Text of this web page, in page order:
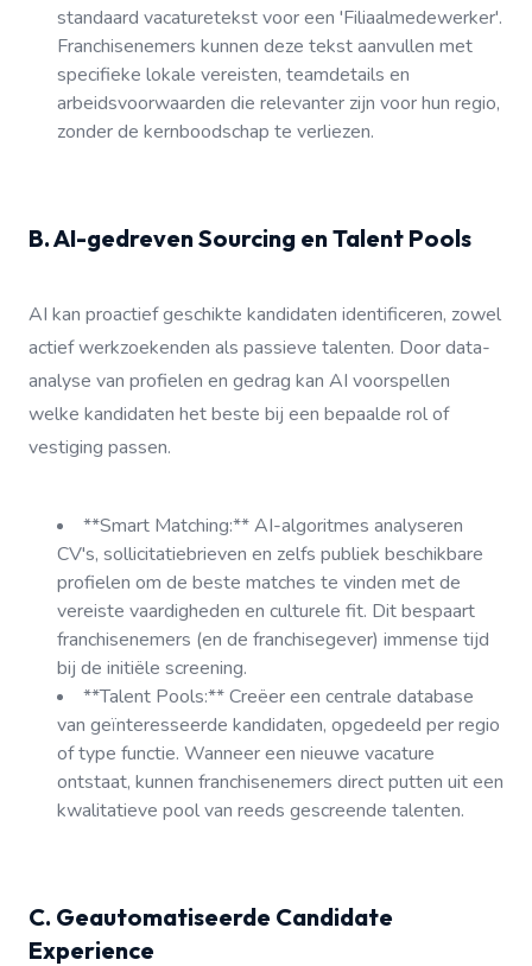
standaard vacaturetekst voor een 'Filiaalmedewerker'.
Franchisenemers kunnen deze tekst aanvullen met
specifieke lokale vereisten, teamdetails en
arbeidsvoorwaarden die relevanter zijn voor hun regio,
zonder de kernboodschap te verliezen.
B. AI-gedreven Sourcing en Talent Pools
AI kan proactief geschikte kandidaten identificeren, zowel
actief werkzoekenden als passieve talenten. Door data-
analyse van profielen en gedrag kan AI voorspellen
welke kandidaten het beste bij een bepaalde rol of
vestiging passen.
**Smart Matching:** AI-algoritmes analyseren
CV's, sollicitatiebrieven en zelfs publiek beschikbare
profielen om de beste matches te vinden met de
vereiste vaardigheden en culturele fit. Dit bespaart
franchisenemers (en de franchisegever) immense tijd
bij de initiële screening.
**Talent Pools:** Creëer een centrale database
van geïnteresseerde kandidaten, opgedeeld per regio
of type functie. Wanneer een nieuwe vacature
ontstaat, kunnen franchisenemers direct putten uit een
kwalitatieve pool van reeds gescreende talenten.
C. Geautomatiseerde Candidate
Experience